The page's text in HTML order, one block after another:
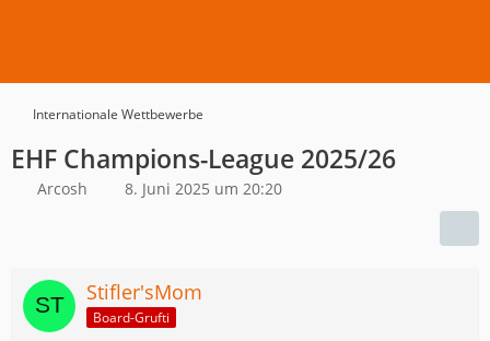
Internationale Wettbewerbe
EHF Champions-League 2025/26
Arcosh 8. Juni 2025 um 20:20
Stifler'sMom
Board-Grufti